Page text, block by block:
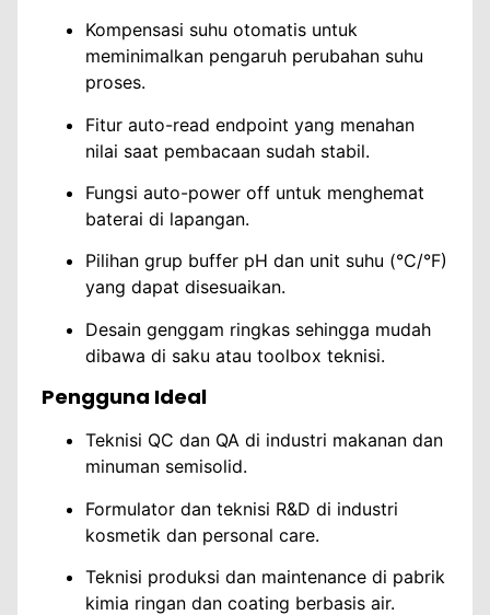
Kompensasi suhu otomatis untuk
meminimalkan pengaruh perubahan suhu
proses.
Fitur auto-read endpoint yang menahan
nilai saat pembacaan sudah stabil.
Fungsi auto-power off untuk menghemat
baterai di lapangan.
Pilihan grup buffer pH dan unit suhu (°C/°F)
yang dapat disesuaikan.
Desain genggam ringkas sehingga mudah
dibawa di saku atau toolbox teknisi.
Pengguna Ideal
Teknisi QC dan QA di industri makanan dan
minuman semisolid.
Formulator dan teknisi R&D di industri
kosmetik dan personal care.
Teknisi produksi dan maintenance di pabrik
kimia ringan dan coating berbasis air.